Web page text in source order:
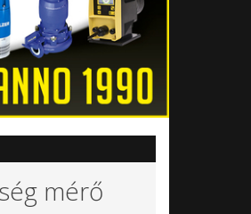
mérő